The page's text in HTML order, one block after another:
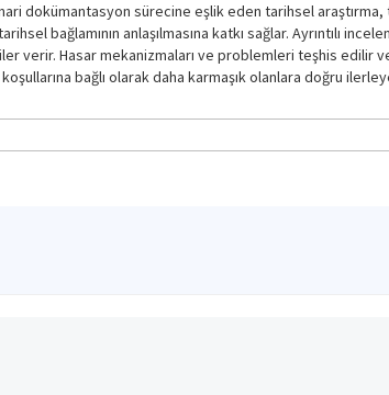
dokümantasyon sürecine eşlik eden tarihsel
bağlamının anlaşılmasına katkı sağlar. Ayrıntılı
verir. Hasar mekanizmaları ve problemleri teşhis
bağlı olarak daha karmaşık olanlara doğru